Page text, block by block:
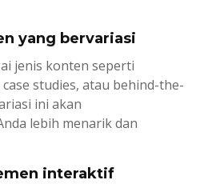
yang bervariasi
jenis konten seperti
case studies, atau behind-the-
ini akan
lebih menarik dan
interaktif